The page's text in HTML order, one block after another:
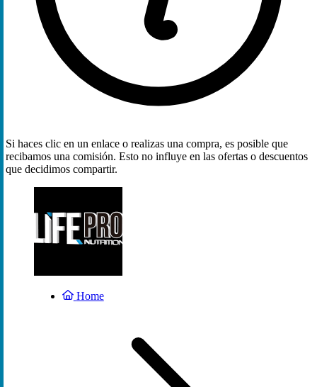
Si haces clic en un enlace o realizas una compra, es posible que
recibamos una comisión. Esto no influye en las ofertas o descuentos
que decidimos compartir.
Home